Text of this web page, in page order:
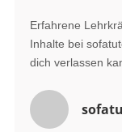
Erfahrene
Inhalte bei
dich verlassen